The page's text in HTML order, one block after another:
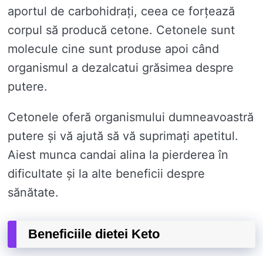
aportul de carbohidrați, ceea ce forțează
corpul să producă cetone. Cetonele sunt
molecule cine sunt produse apoi când
organismul a dezalcatui grăsimea despre
putere.
Cetonele oferă organismului dumneavoastră
putere și vă ajută să vă suprimați apetitul.
Aiest munca candai alina la pierderea în
dificultate și la alte beneficii despre
sănătate.
Beneficiile dietei Keto